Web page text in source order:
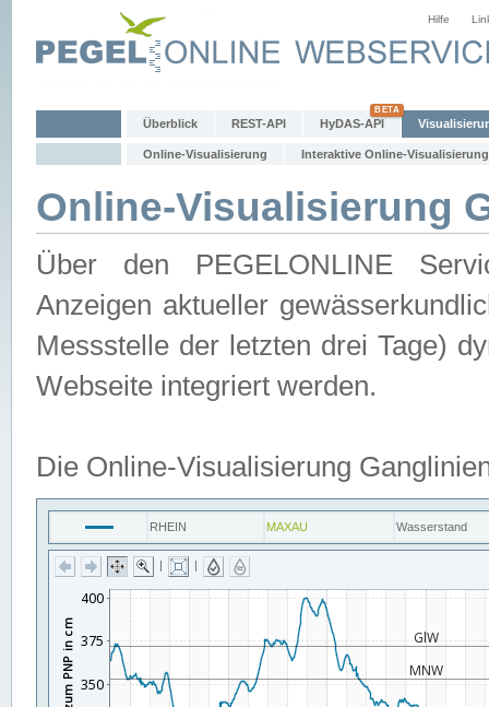
Hilfe
Überblick REST-API HyDAS-API
Online-Visualisierung Interaktive Online-Visualisierung
Online-Visualisierung
Über den PEGELONLINE
Anzeigen aktueller
Messstelle der letzten drei Tage)
Webseite integriert werden.
Die Online-Visualisierung